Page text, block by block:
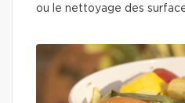
ou le nettoyage des